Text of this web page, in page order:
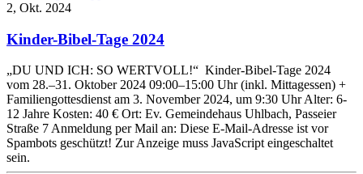
2, Okt. 2024
Kinder-Bibel-Tage 2024
„DU UND ICH: SO WERTVOLL!“ Kinder-Bibel-Tage 2024
vom 28.–31. Oktober 2024 09:00–15:00 Uhr (inkl. Mittagessen) +
Familiengottesdienst am 3. November 2024, um 9:30 Uhr Alter: 6-
12 Jahre Kosten: 40 € Ort: Ev. Gemeindehaus Uhlbach, Passeier
Straße 7 Anmeldung per Mail an: Diese E-Mail-Adresse ist vor
Spambots geschützt! Zur Anzeige muss JavaScript eingeschaltet
sein.